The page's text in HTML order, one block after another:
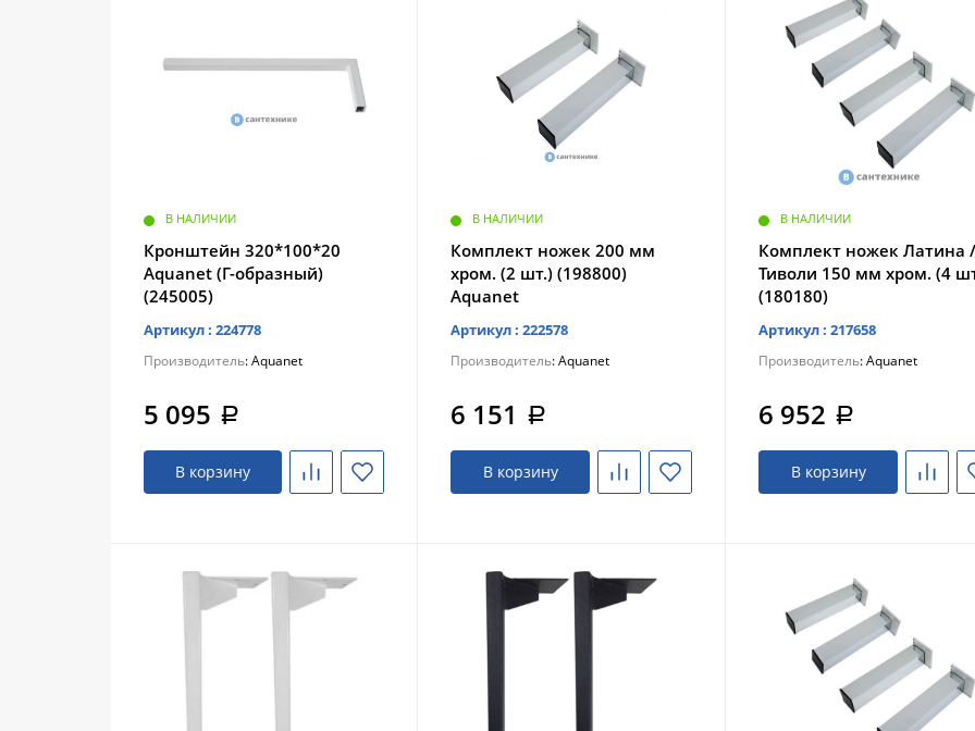
В НАЛИЧИИ
Кронштейн 320*100*20
Aquanet (Г-образный)
(245005)
Артикул : 224778
Производитель: Aquanet
5 095 a
В корзину
В НАЛИЧИИ
Комплект ножек 200 мм
хром. (2 шт.) (198800)
Aquanet
Артикул : 222578
Производитель: Aquanet
6 151 a
В корзину
В НАЛИЧИИ
Комплект ножек Латина /
Тиволи 150 мм хром. (4
(180180)
Артикул : 217658
Производитель: Aquanet
6 952 a
В корзину